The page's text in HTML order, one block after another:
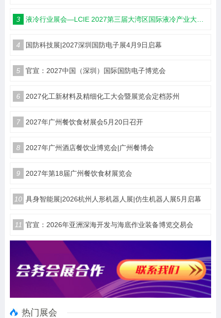
3 液冷行业展会—LCIE 2027第三届大湾区国际液冷产业大会暨展览会（深圳）
4 国防科技展|2027深圳国防电子展4月9日启幕
5 官宣：2027中国（深圳）国际国防电子博览会
6 2027化工新材料及精细化工大会暨展览会定档苏州
7 2027年广州餐饮食材展会5月20日召开
8 2027年广州酒店餐饮业博览会|广州餐博会
9 2027年第18届广州餐饮食材展览会
10 具身智能展|2026杭州人形机器人展|仿生机器人展5月启幕
11 官宣：2026年亚洲深海开发与海底作业装备博览交易会
热门展会